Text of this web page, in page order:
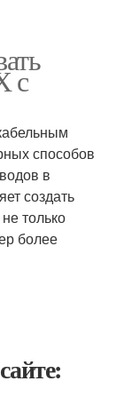
с
способов
в
создать
только
более